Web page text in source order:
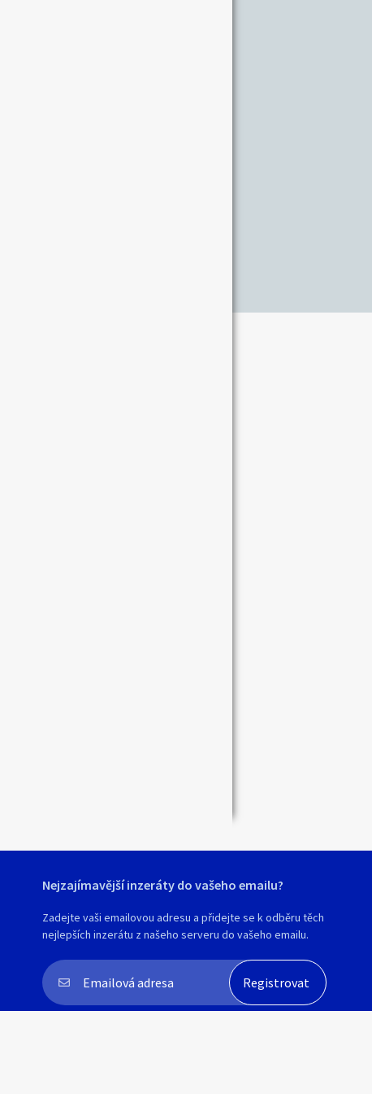
Nejzajímavější inzeráty do vašeho emailu?
Zadejte vaši emailovou adresu a přidejte se k odběru těch
nejlepších inzerátu z našeho serveru do vašeho emailu.